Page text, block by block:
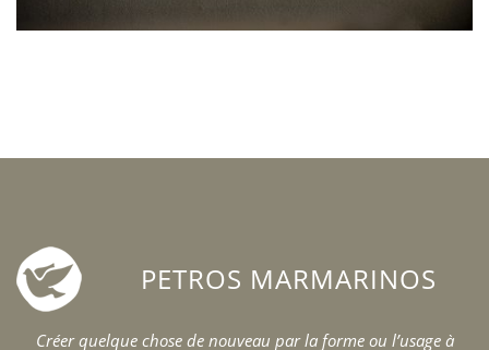
PETROS MARMARINOS
Créer quelque chose de nouveau par la forme ou l’usage à